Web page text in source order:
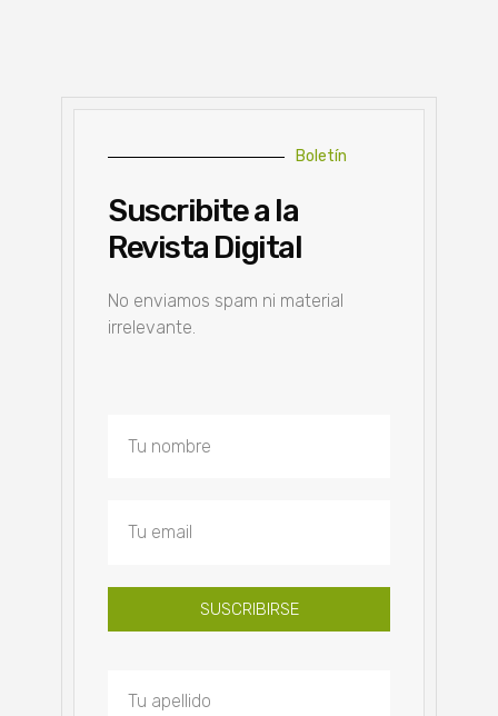
Boletín
Suscribite a la
Revista Digital
No enviamos spam ni material
irrelevante.
SUSCRIBIRSE